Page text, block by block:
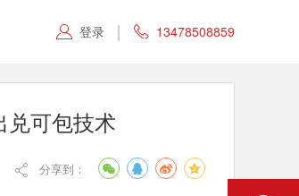
 登录  13478508859
兑可包技术
 分享到：